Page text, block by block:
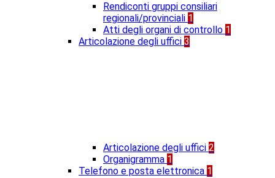
Rendiconti gruppi consiliari
regionali/provinciali 1
Atti degli organi di controllo 1
Articolazione degli uffici 3
Articolazione degli uffici 2
Organigramma 1
Telefono e posta elettronica 1